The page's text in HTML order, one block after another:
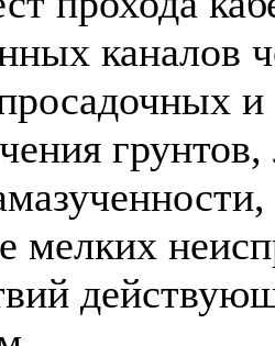
каналов
мелких